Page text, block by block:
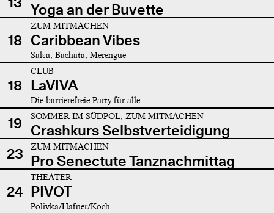
Yoga an der Buvette
18
ZUM MITMACHEN
Caribbean Vibes
Salsa, Bachata, Merengue
18
CLUB
LaVIVA
Die barrierefreie Party für alle
19 SOMMER IM SÜDPOL, ZUM MITMACHEN
Crashkurs Selbstverteidigung
23
ZUM MITMACHEN
Pro Senectute Tanznachmittag
24
THEATER
PIVOT
Polivka/Hafner/Koch